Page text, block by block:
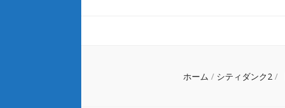
ホーム / シティダンク2 /